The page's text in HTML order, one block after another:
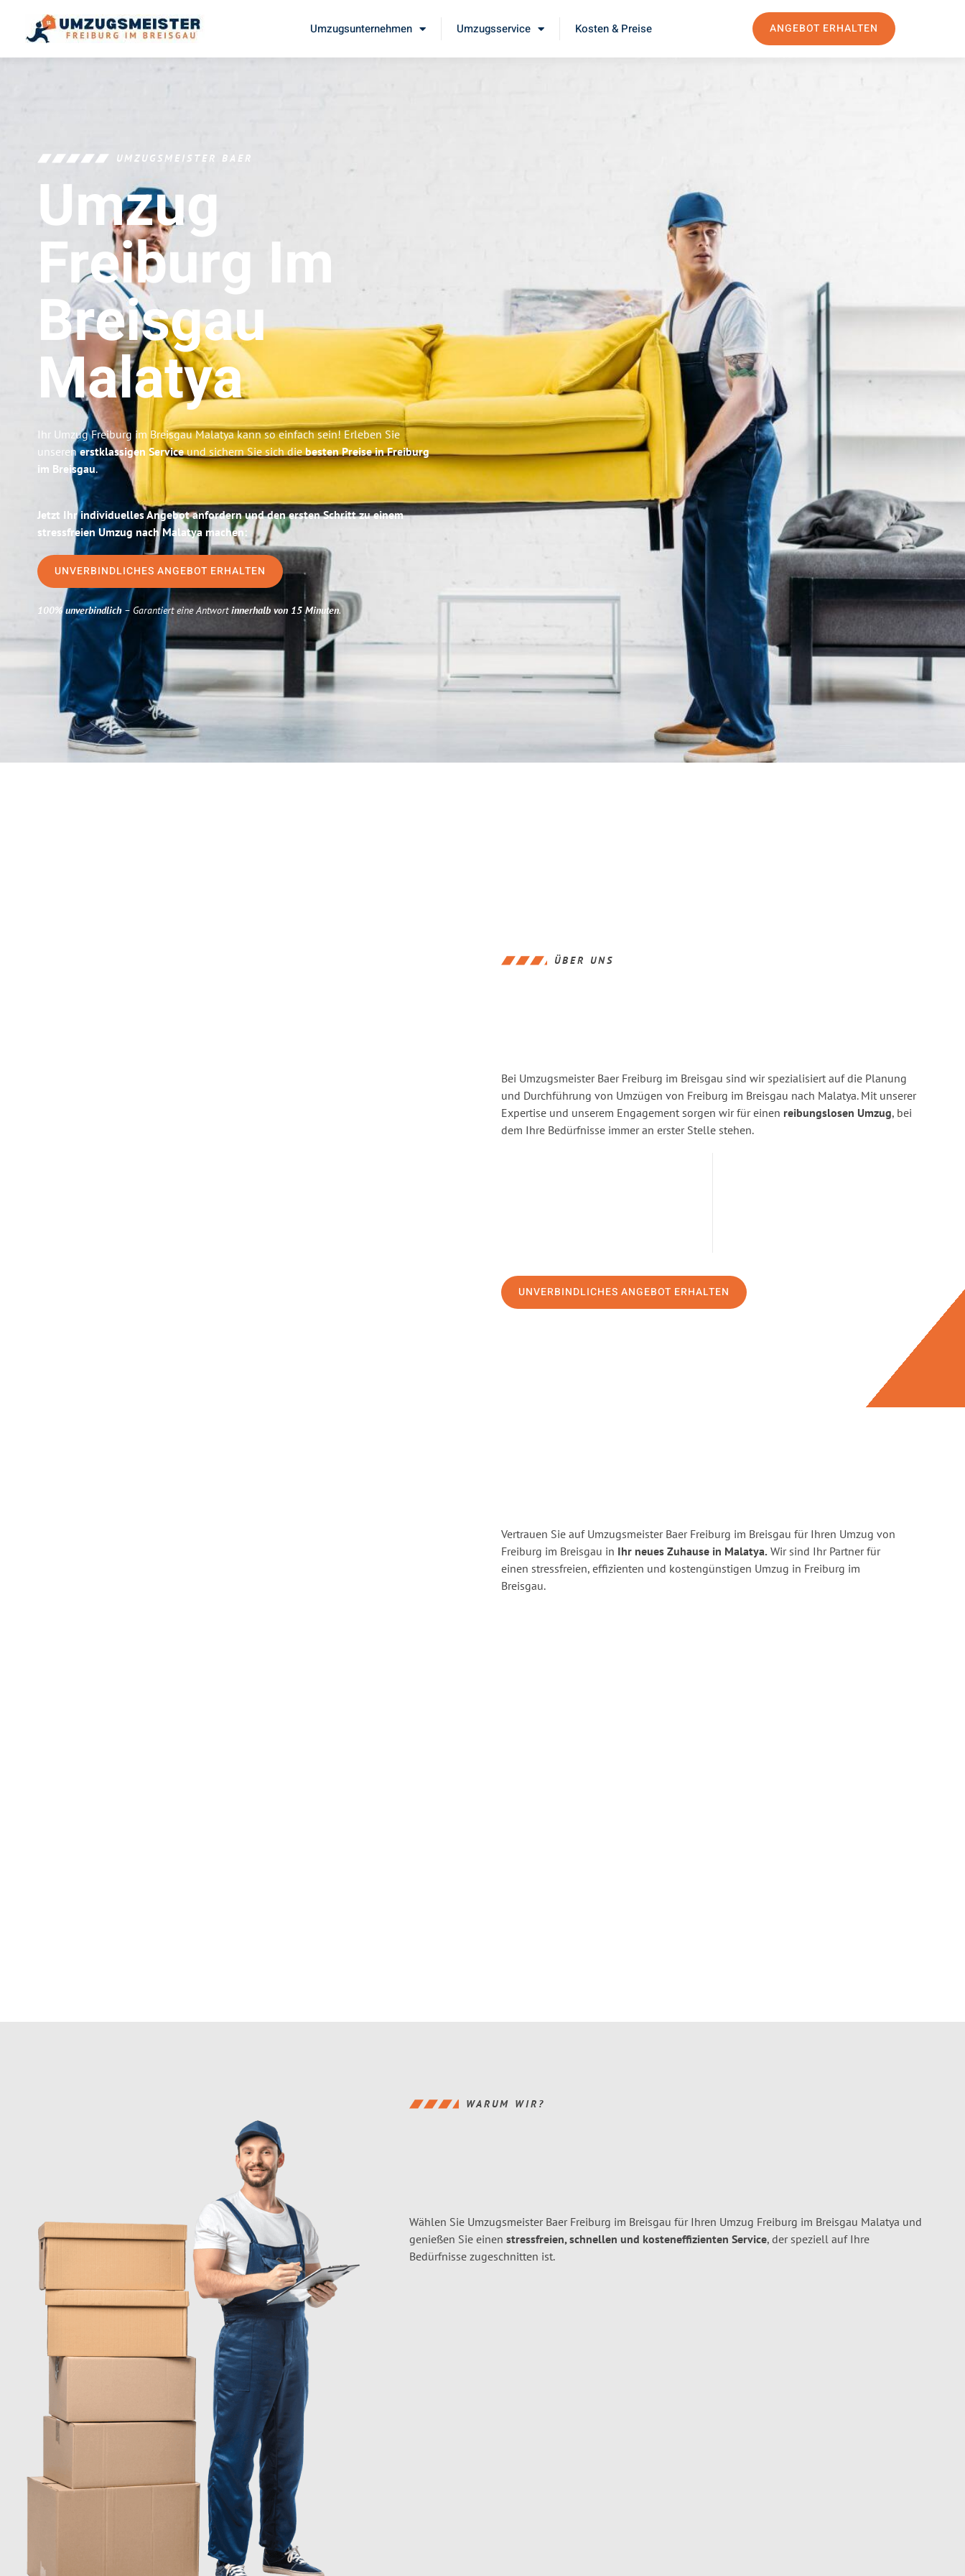
Umzugsunternehmen Umzugsservice Kosten & Preise ANGEBOT ERHALTEN
UMZUGSMEISTER BAER
Umzug
Freiburg Im
Breisgau
Malatya
Ihr Umzug Freiburg im Breisgau Malatya kann so einfach sein! Erleben Sie
unserenerstklassigen Serviceund sichern Sie sich diebesten Preise in Freiburg
im Breisgau.
Jetzt Ihr individuelles Angebot anfordern und den ersten Schritt zu einem
stressfreien Umzug nach Malatya machen:
UNVERBINDLICHES ANGEBOT ERHALTEN
100% unverbindlich– Garantiert eine Antwortinnerhalb von 15 Minuten.
ÜBER UNS
Bei Umzugsmeister Baer Freiburg im Breisgau sind wir spezialisiert auf die Planung
und Durchführung von Umzügen von Freiburg im Breisgau nach Malatya. Mit unserer
Expertise und unserem Engagement sorgen wir für einen reibungslosen Umzug, bei
dem Ihre Bedürfnisse immer an erster Stelle stehen.
UNVERBINDLICHES ANGEBOT ERHALTEN
Vertrauen Sie auf Umzugsmeister Baer Freiburg im Breisgau für Ihren Umzug von
Freiburg im Breisgau in Ihr neues Zuhause in Malatya. Wir sind Ihr Partner für
einen stressfreien, effizienten und kostengünstigen Umzug in Freiburg im
Breisgau.
WARUM WIR?
Wählen Sie Umzugsmeister Baer Freiburg im Breisgau für Ihren Umzug Freiburg im Breisgau Malatya und
genießen Sie einen stressfreien, schnellen und kosteneffizienten Service, der speziell auf Ihre
Bedürfnisse zugeschnitten ist.